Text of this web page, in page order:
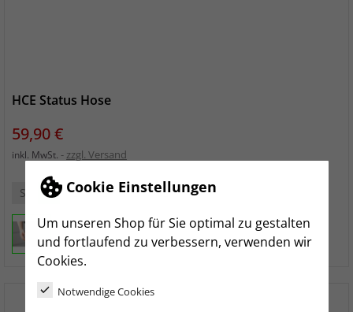
Cookie Einstellungen
Um unseren Shop für Sie optimal zu gestalten
und fortlaufend zu verbessern, verwenden wir
Cookies.
Notwendige Cookies
HCE Status Hose
Preis
59,90 €
inkl. MwSt. zzgl. Versand
S M L XL XXL 3XL